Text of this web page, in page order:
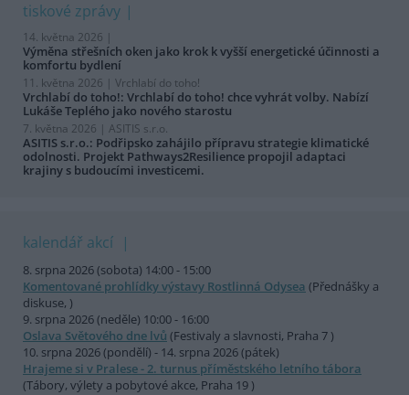
tiskové zprávy
14. května 2026 |
Výměna střešních oken jako krok k vyšší energetické účinnosti a
komfortu bydlení
11. května 2026 | Vrchlabí do toho!
Vrchlabí do toho!: Vrchlabí do toho! chce vyhrát volby. Nabízí
Lukáše Teplého jako nového starostu
7. května 2026 | ASITIS s.r.o.
ASITIS s.r.o.: Podřipsko zahájilo přípravu strategie klimatické
odolnosti. Projekt Pathways2Resilience propojil adaptaci
krajiny s budoucími investicemi.
kalendář akcí
8. srpna 2026 (sobota) 14:00 - 15:00
Komentované prohlídky výstavy Rostlinná Odysea (Přednášky a
diskuse, )
9. srpna 2026 (neděle) 10:00 - 16:00
Oslava Světového dne lvů (Festivaly a slavnosti, Praha 7 )
10. srpna 2026 (pondělí) - 14. srpna 2026 (pátek)
Hrajeme si v Pralese - 2. turnus příměstského letního tábora
(Tábory, výlety a pobytové akce, Praha 19 )